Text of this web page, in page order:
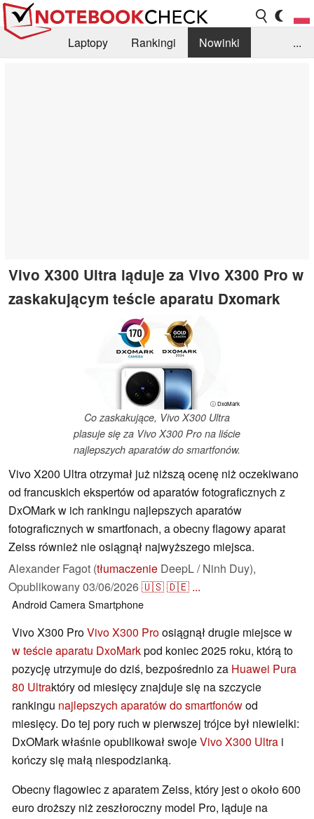
Laptopy Rankingi
Nowinki
...
Vivo X300 Ultra ląduje za Vivo X300 Pro w
zaskakującym teście aparatu Dxomark
ⓘ DxoMark
Co zaskakujące, Vivo X300 Ultra
plasuje się za Vivo X300 Pro na liście
najlepszych aparatów do smartfonów.
Vivo X200 Ultra otrzymał już niższą ocenę niż oczekiwano
od francuskich ekspertów od aparatów fotograficznych z
DxOMark w ich rankingu najlepszych aparatów
fotograficznych w smartfonach, a obecny flagowy aparat
Zeiss również nie osiągnął najwyższego miejsca.
Alexander Fagot (tłumaczenie DeepL / Ninh Duy),
Opublikowany03/06/2026🇺🇸🇩🇪 ...
AndroidCameraSmartphone
Vivo X300 ProVivo X300 Proosiągnął drugie miejsce w
w teście aparatu DxoMarkpod koniec 2025 roku, którą to
pozycję utrzymuje do dziś, bezpośrednio za Huawei Pura
80 Ultraktóry od miesięcy znajduje się na szczycie
rankingu najlepszych aparatów do smartfonówod
miesięcy. Do tej pory ruch w pierwszej trójce był niewielki:
DxOMark właśnie opublikował swojeVivo X300 Ultra i
kończy się małą niespodzianką.
Obecny flagowiec z aparatem Zeiss, który jest o około 600
euro droższy niż zeszłoroczny model Pro, ląduje na